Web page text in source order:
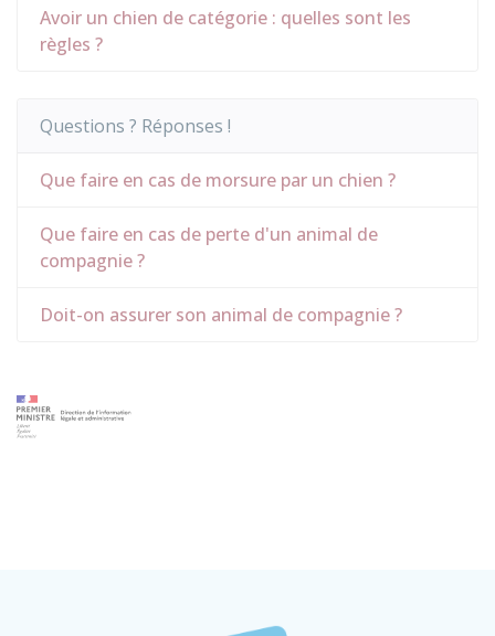
Avoir un chien de catégorie : quelles sont les
règles ?
Questions ? Réponses !
Que faire en cas de morsure par un chien ?
Que faire en cas de perte d'un animal de
compagnie ?
Doit-on assurer son animal de compagnie ?